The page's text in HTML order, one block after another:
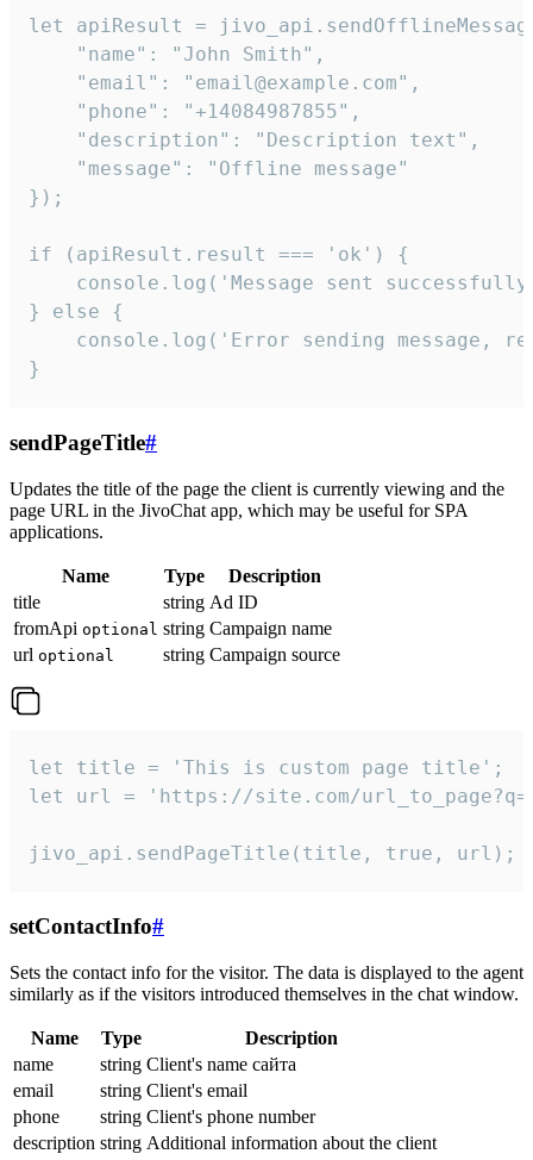
let apiResult =
    "name": "John Smith",
    "email": "email@example.com",
    "phone": "+14084987855",
    "description": "Description text",
    "message": "Offline message"
});
if (apiResult.result === 'ok') {
console.log('Message sent
} else {
console.log('Error sending message,
}
sendPageTitle#
Updates the title of the page the client is currently viewing and the
page URL in the JivoChat app, which may be useful for SPA
applications.
Name Type
Description
title
string Ad ID
fromApi optional string Campaign name
url optional string Campaign source
let title = 'This is custom page title';
let url = 'https://site.com/
jivo_api.sendPageTitle(title, true, url);
setContactInfo#
Sets the contact info for the visitor. The data is displayed to the agent
similarly as if the visitors introduced themselves in the chat window.
Name Type
Description
name
string Client's name сайта
email
string Client's email
phone
string Client's phone number
description string Additional information about the client